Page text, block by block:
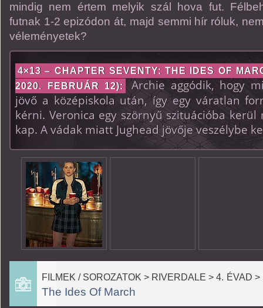
mindig nem értem melyik szál hova fut.
futnak 1-2 epizódon át, majd semmi hír róluk,
véleményetek?
4×13 – CHAPTER SEVENTY: THE IDES OF
2020. FEBRUÁR 12): Archie aggódik, hogy
jövő a középiskola után, így egy váratlan
kérni. Veronica egy szörnyű szituációba
kap. A vádak miatt Jughead jövője veszélybe
FILMEK / SOROZATOK > RIVERDALE > 4. ÉVAD
The Ides Of March